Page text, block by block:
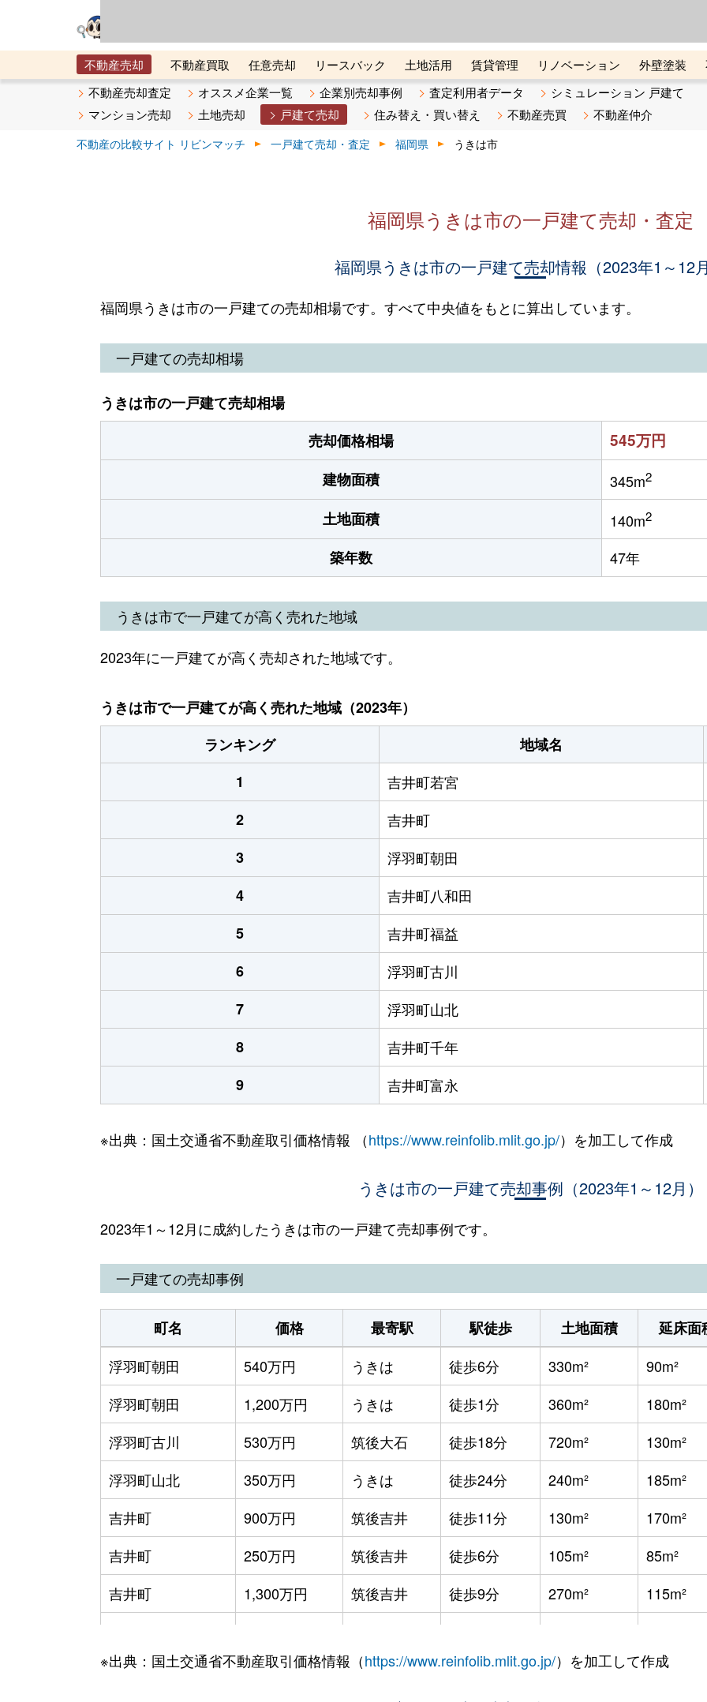
不動産売却 不動産買取 任意売却 リースバック 土地活用 賃貸管理 リノベーション 外壁塗装
メタ住宅展示場
ベスト不動産カンパニー オンライン講座 リビンマガジンBiz 不動産売却ご相談デスク
不動産売却査定 オススメ企業一覧 企業別売却事例 査定利用者データ
シミュレーション 戸建て
マンション売却
土地売却 戸建て売却 住み替え・買い替え 不動産売買 不動産仲介
不動産の比較サイト リビンマッチ 一戸建て売却・査定 福岡県 うきは市
福岡県うきは市の一戸建て売却・査定
福岡県うきは市の一戸建て売却情報（2023年1～12月
福岡県うきは市の一戸建ての売却相場です。すべて中央値をもとに算出しています。
一戸建ての売却相場
うきは市の一戸建て売却相場
売却価格相場
545万円
建物面積 345m2
土地面積 140m2
築年数 47年
うきは市で一戸建てが高く売れた地域
2023年に一戸建てが高く売却された地域です。
うきは市で一戸建てが高く売れた地域（2023年）
ランキング
地域名
1
吉井町若宮
2
吉井町
3
浮羽町朝田
4
吉井町八和田
5
吉井町福益
6
浮羽町古川
7
浮羽町山北
8
吉井町千年
9
吉井町富永
※出典：国土交通省不動産取引価格情報 （https://www.reinfolib.mlit.go.jp/）を加工して作成
うきは市の一戸建て売却事例（2023年1～12月）
2023年1～12月に成約したうきは市の一戸建て売却事例です。
一戸建ての売却事例
町名 価格 最寄駅 駅徒歩 土地面積 延床面
浮羽町朝田
540万円 うきは 徒歩6分 330m² 90m²
浮羽町朝田
1,200万円 うきは 徒歩1分 360m² 180m²
浮羽町古川
530万円 筑後大石 徒歩18分 720m² 130m²
浮羽町山北
350万円 うきは 徒歩24分 240m² 185m²
吉井町
900万円 筑後吉井 徒歩11分 130m² 170m²
吉井町
250万円 筑後吉井 徒歩6分 105m² 85m²
吉井町
1,300万円 筑後吉井 徒歩9分 270m² 115m²
吉井町富永
140万円 筑後吉井 徒歩25分 320m² 95m²
※出典：国土交通省不動産取引価格情報（https://www.reinfolib.mlit.go.jp/）を加工して作成